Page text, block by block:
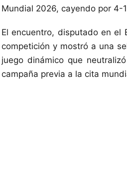
Mundial 2026, cayendo por 4-
El encuentro, disputado en el
competición y mostró a una
juego dinámico que
campaña previa a la cita